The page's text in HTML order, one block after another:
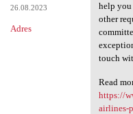
26.08.2023
Adres
help
other
touch
Read
https://
airlines-